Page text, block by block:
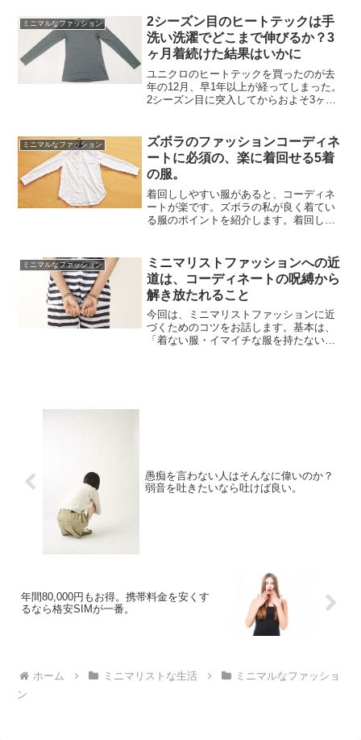
ミニマルなファッション
2シーズン目のヒートテックは手
洗い洗濯でどこまで伸びるか？3
ヶ月着続けた結果はいかに
ユニクロのヒートテックを買ったのが去
年の12月、早1年以上が経ってしまった。
2シーズン目に突入してからおよそ3ヶ月
シーズンはバイトを始めたこともあり、
寒い現場ではヒート...
ミニマルなファッション
ズボラのファッションコーディネ
ートに必須の、楽に着回せる5着
の服。
着回ししやすい服があると、コーディネ
ートが楽です。ズボラの私が良く着てい
る服のポイントを紹介します。着回しし
ながらファッションを楽しむなら、こん
な服を中心に揃えるのはど...
ミニマルなファッション
ミニマリストファッションへの近
道は、コーディネートの呪縛から
解き放たれること
今回は、ミニマリストファッションに近
づくためのコツをお話します。基本は、
「着ない服・イマイチな服を持たない」
愚痴を言わない人はそんなに偉いのか？
弱音を吐きたいなら吐けば良い。
年間80,000円もお得。携帯料金を安くす
るなら格安SIMが一番。
ホーム ミニマリストな生活
ミニマルなファッショ
ン